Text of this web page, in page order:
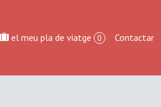
el meu pla de viatge 0 Contactar